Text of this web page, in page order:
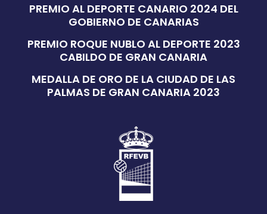
PREMIO AL DEPORTE CANARIO 2024 DEL
GOBIERNO DE CANARIAS
PREMIO ROQUE NUBLO AL DEPORTE 2023
CABILDO DE GRAN CANARIA
MEDALLA DE ORO DE LA CIUDAD DE LAS
PALMAS DE GRAN CANARIA 2023